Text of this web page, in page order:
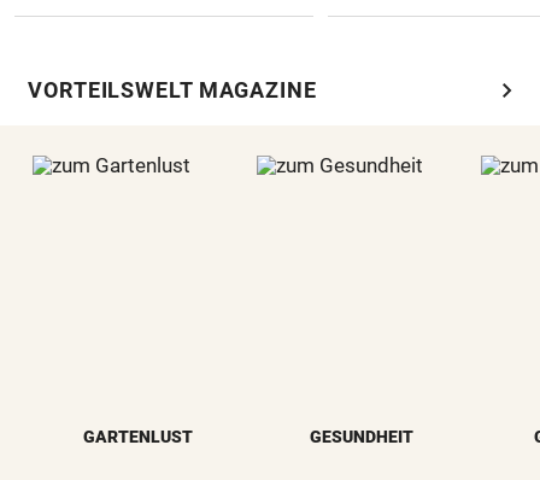
VORTEILSWELT MAGAZINE chevron_right
GARTENLUST GESUNDHEIT